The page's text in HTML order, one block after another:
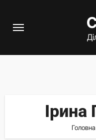
Головна